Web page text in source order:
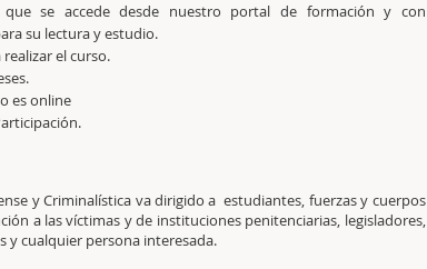
se accede desde nuestro portal de formación y con
su lectura y estudio.
el curso.
es online
y Criminalística va dirigido a estudiantes, fuerzas y cuerpos
a las víctimas y de instituciones penitenciarias, legisladores,
y cualquier persona interesada.